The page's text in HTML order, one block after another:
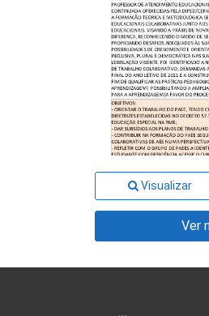
Visualizar
Ver